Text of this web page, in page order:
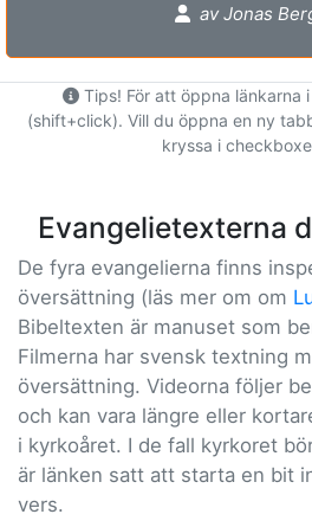
av Jonas
Tips! För att öppna länkarna
(shift+click). Vill du öppna en ny
kryssa i
Evangelietexterna
De fyra evangelierna finns
översättning (läs mer om om
Bibeltexten är manuset som
Filmerna har svensk textning
översättning. Videorna följer
och kan vara längre eller
i kyrkoåret. I de fall kyrkoret
är länken satt att starta en bit
vers.